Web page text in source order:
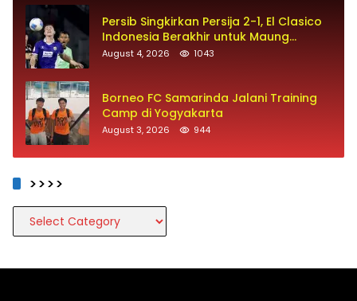
Persib Singkirkan Persija 2-1, El Clasico
Indonesia Berakhir untuk Maung
Bandung
August 4, 2026 1043
Borneo FC Samarinda Jalani Training
Camp di Yogyakarta
August 3, 2026 944
>>>>
>>>>